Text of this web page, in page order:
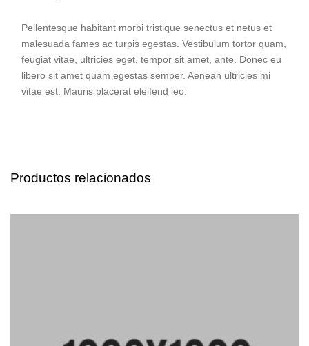
Pellentesque habitant morbi tristique senectus et netus et
malesuada fames ac turpis egestas. Vestibulum tortor quam,
feugiat vitae, ultricies eget, tempor sit amet, ante. Donec eu
libero sit amet quam egestas semper. Aenean ultricies mi
vitae est. Mauris placerat eleifend leo.
Productos relacionados